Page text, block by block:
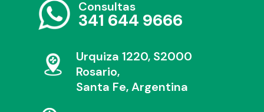
Consultas
341 644 9666
Urquiza 1220, S2000
Rosario,
Santa Fe, Argentina